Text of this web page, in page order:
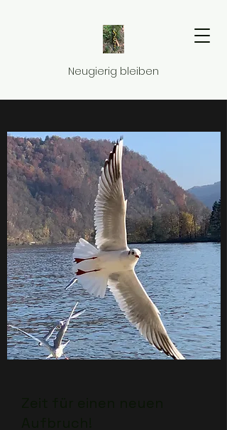
Neugierig bleiben